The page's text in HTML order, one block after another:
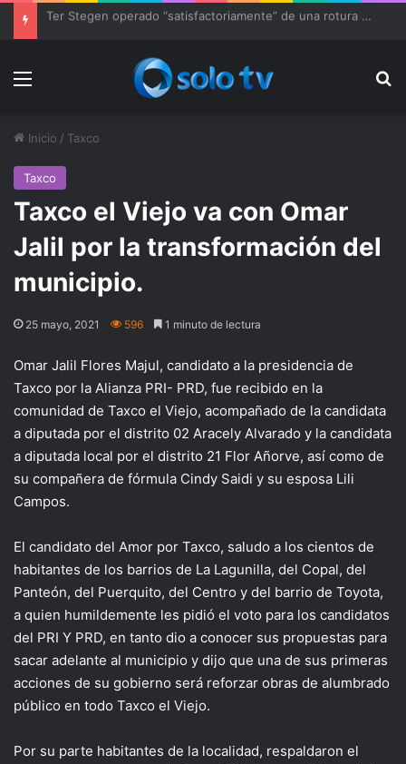
Ter Stegen operado “satisfactoriamente” de una rotura completa del tendón rotuliano
Menu
Inicio / Taxco
Taxco
Taxco el Viejo va con Omar
Jalil por la transformación del
municipio.
25 mayo, 2021 596 1 minuto de lectura
Omar Jalil Flores Majul, candidato a la presidencia de
Taxco por la Alianza PRI- PRD, fue recibido en la
comunidad de Taxco el Viejo, acompañado de la candidata
a diputada por el distrito 02 Aracely Alvarado y la candidata
a diputada local por el distrito 21 Flor Añorve, así como de
su compañera de fórmula Cindy Saidi y su esposa Lili
Campos.
El candidato del Amor por Taxco, saludo a los cientos de
habitantes de los barrios de La Lagunilla, del Copal, del
Panteón, del Puerquito, del Centro y del barrio de Toyota,
a quien humildemente les pidió el voto para los candidatos
del PRI Y PRD, en tanto dio a conocer sus propuestas para
sacar adelante al municipio y dijo que una de sus primeras
acciones de su gobierno será reforzar obras de alumbrado
público en todo Taxco el Viejo.
Por su parte habitantes de la localidad, respaldaron el